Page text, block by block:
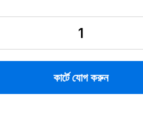
কার্টে যোগ করুন